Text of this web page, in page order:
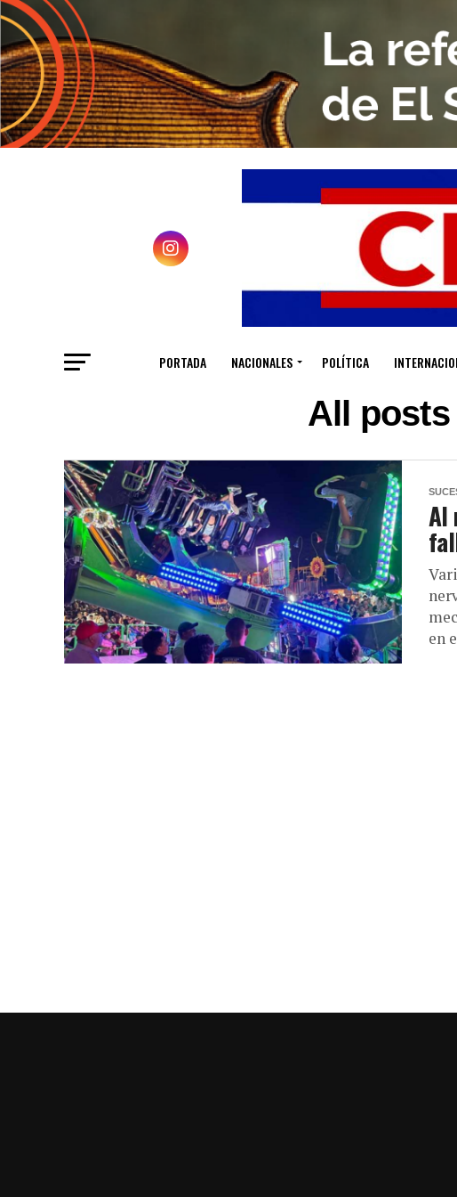
PORTADA NACIONALES POLÍTICA
All posts
Al
en